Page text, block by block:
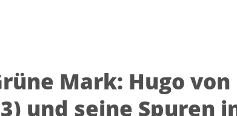
Mark: Hugo von
und seine Spuren